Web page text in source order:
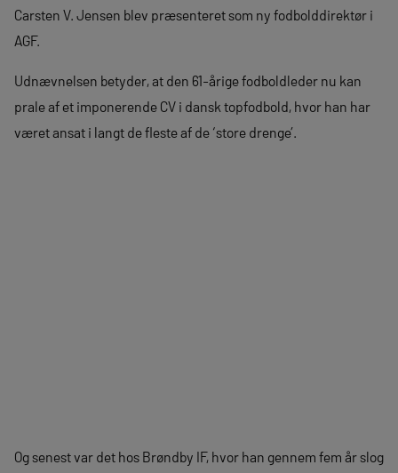
Carsten V. Jensen blev præsenteret som ny fodbolddirektør i
AGF.
Udnævnelsen betyder, at den 61-årige fodboldleder nu kan
prale af et imponerende CV i dansk topfodbold, hvor han har
været ansat i langt de fleste af de ‘store drenge’.
Og senest var det hos Brøndby IF, hvor han gennem fem år slog